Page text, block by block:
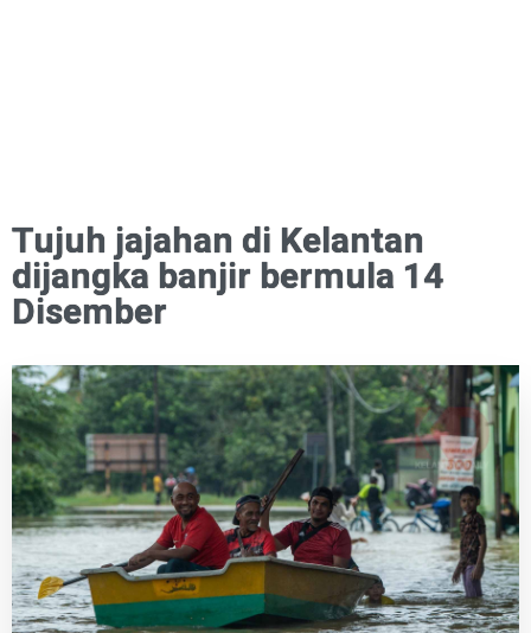
Tujuh jajahan di Kelantan
dijangka banjir bermula 14
Disember